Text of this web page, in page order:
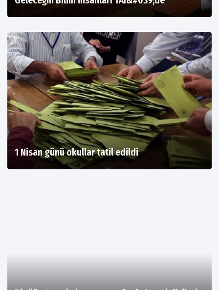
1 Nisan günü okullar tatil edildi